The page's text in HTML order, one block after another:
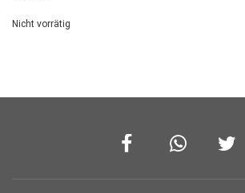
Nicht vorrätig
Facebook Whatsapp